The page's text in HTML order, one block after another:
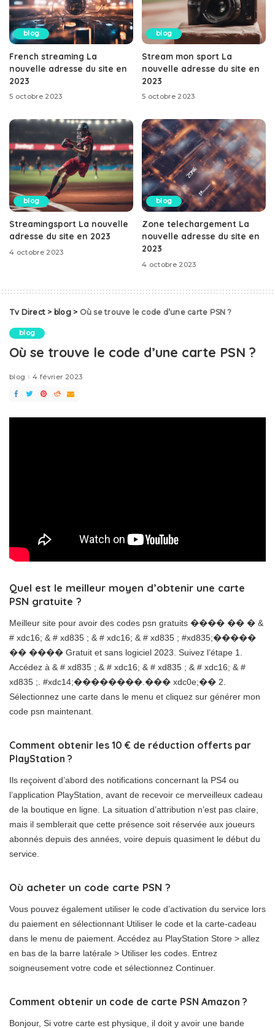
blog
French streaming La
nouvelle adresse du site en
2023
5 octobre 2023
blog
Stream mon sport La
nouvelle adresse du site en
2023
5 octobre 2023
blog
Streamingsport La nouvelle
adresse du site en 2023
4 octobre 2023
blog
Zone telechargement La
nouvelle adresse du site en
2023
4 octobre 2023
Tv Direct > blog> Où se trouve le code d’une carte PSN ?
blog
Où se trouve le code d’une carte PSN ?
blog 4 février 2023
Quel est le meilleur moyen d’obtenir une carte
PSN gratuite ?
Meilleur site pour avoir des codes psn gratuits ���� �� � &
# xdc16; & # xd835 ; & # xdc16; & # xd835 ; #xd835;�����
�� ���� Gratuit et sans logiciel 2023. Suivez l’étape 1.
Accédez à & # xd835 ; & # xdc16; & # xd835 ; & # xdc16; & #
xd835 ;. #xdc14;��������.��� xdc0e;�� 2.
Sélectionnez une carte dans le menu et cliquez sur générer mon
code psn maintenant.
Comment obtenir les 10 € de réduction offerts par
PlayStation ?
Ils reçoivent d’abord des notifications concernant la PS4 ou
l’application PlayStation, avant de recevoir ce merveilleux cadeau
de la boutique en ligne. La situation d’attribution n’est pas claire,
mais il semblerait que cette présence soit réservée aux joueurs
abonnés depuis des années, voire depuis quasiment le début du
service.
Où acheter un code carte PSN ?
Vous pouvez également utiliser le code d’activation du service lors
du paiement en sélectionnant Utiliser le code et la carte-cadeau
dans le menu de paiement. Accédez au PlayStation Store > allez
en bas de la barre latérale > Utiliser les codes. Entrez
soigneusement votre code et sélectionnez Continuer.
Comment obtenir un code de carte PSN Amazon ?
Bonjour, Si votre carte est physique, il doit y avoir une bande